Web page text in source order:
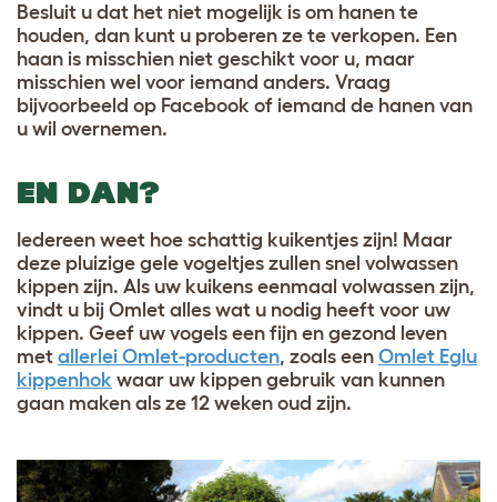
Besluit u dat het niet mogelijk is om hanen te
houden, dan kunt u proberen ze te verkopen. Een
haan is misschien niet geschikt voor u, maar
misschien wel voor iemand anders. Vraag
bijvoorbeeld op Facebook of iemand de hanen van
u wil overnemen.
EN DAN?
Iedereen weet hoe schattig kuikentjes zijn! Maar
deze pluizige gele vogeltjes zullen snel volwassen
kippen zijn. Als uw kuikens eenmaal volwassen zijn,
vindt u bij Omlet alles wat u nodig heeft voor uw
kippen. Geef uw vogels een fijn en gezond leven
met allerlei Omlet-producten, zoals een Omlet Eglu
kippenhok waar uw kippen gebruik van kunnen
gaan maken als ze 12 weken oud zijn.